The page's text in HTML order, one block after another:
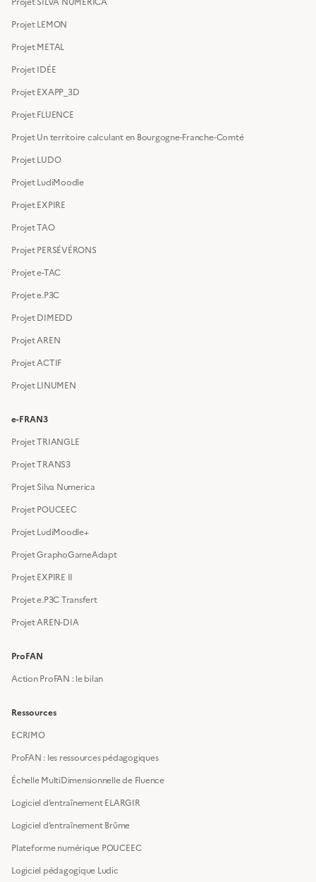
Projet LEMON
Projet METAL
Projet IDÉE
Projet EXAPP_3D
Projet FLUENCE
Projet Un territoire calculant en Bourgogne-Franche-Comté
Projet LUDO
Projet LudiMoodle
Projet EXPIRE
Projet TAO
Projet PERSÉVÉRONS
Projet e-TAC
Projet e.P3C
Projet DIMEDD
Projet AREN
Projet ACTIF
Projet LINUMEN
e-FRAN3
Projet TRIANGLE
Projet TRANS3
Projet Silva Numerica
Projet POUCEEC
Projet LudiMoodle+
Projet GraphoGameAdapt
Projet EXPIRE II
Projet e.P3C Transfert
Projet AREN-DIA
ProFAN
Action ProFAN : le bilan
Ressources
ECRIMO
ProFAN : les ressources pédagogiques
Échelle MultiDimensionnelle de Fluence
Logiciel d’entraînement ELARGIR
Logiciel d’entraînement Brûme
Plateforme numérique POUCEEC
Logiciel pédagogique Ludic